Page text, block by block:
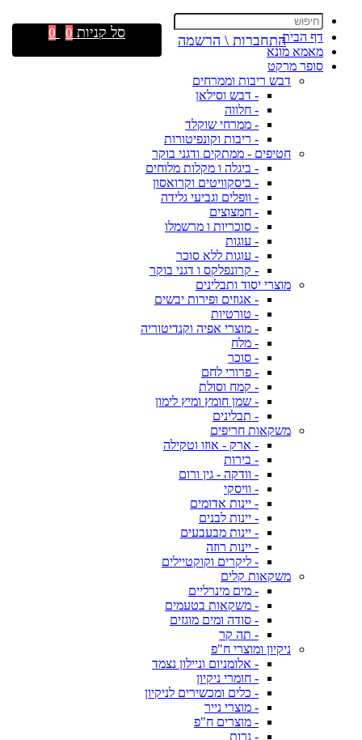
דף הבית
מאמא מונא
סופר מרקט
דבש ריבות וממרחים
- דבש וסילאן
- חלווה
- ממרחי שוקלד
- ריבות וקונפיטורות
חטיפים - ממתקים ודגני בוקר
- ביגלה ו מקלות מלוחים
- ביסקוויטים וקרואסון
- וופלים וגביעי גלידה
- חמצוצים
- סוכריות ו מרשמלו
- עוגות
- עוגות ללא סוכר
- קרונפלקס ו דגני בוקר
מוצרי יסוד ותבלינים
- אגוזים ופירות יבשים
- טורטיות
- מוצרי אפיה וקנדיטוריה
- מלח
- סוכר
- פרורי לחם
- קמח וסולת
- שמן חומץ ומיץ לימון
- תבלינים
משקאות חריפים
- ארק - אוזו וטקילה
- בירות
- וודקה - גין ורום
- וויסקי
- יינות אדומים
- יינות לבנים
- יינות מבעבעים
- יינות רוזה
- ליקרים וקוקטיילים
משקאות קלים
- מים מינרליים
- משקאות בטעמים
- סודה ומים מוגזים
- תה קר
ניקיון ומוצרי ח"פ
- אלומניום וניילון נצמד
- חומרי ניקיון
- כלים ומכשירים לניקיון
- מוצרי נייר
- מוצרים ח"פ
- נרות
התחברות \ הרשמה סל קניות 0
0